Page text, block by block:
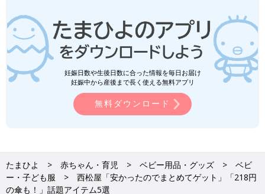
妊娠日数や生後日数に合った情報を毎日お届け
妊娠中から産後まで長く使える無料アプリ
無料ダウンロード
たまひよ 赤ちゃん・育児 ベビー用品・グッズ
ベビ
ー・子ども服
西松屋「安かったのでまとめてゲット」「218円
の傘も！」話題アイテム5選